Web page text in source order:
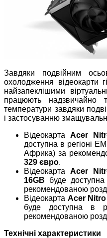
Завдяки подвійним
охолодження відеокарти
найзапеклішими
працюють надзвичайно
температури завдяки
і застосуванню
ВідеокартаAcer
доступна в регіоні
Африка) за
329 євро.
ВідеокартаAcer
16GB буде
рекомендованою
Відеокарта Acer Nitro
буде доступна в
рекомендованою
Технічні характеристики